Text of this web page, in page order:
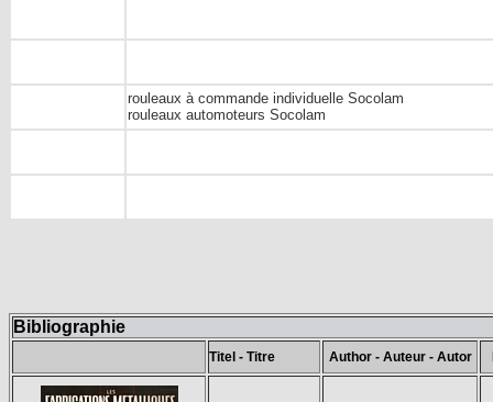
rouleaux à commande individuelle Socolam
rouleaux automoteurs Socolam
Bibliographie
Titel - Titre Author - Auteur - Autor